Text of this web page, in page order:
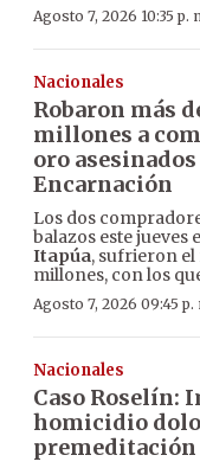
Agosto 7, 2026 10:35 p.
Nacionales
Robaron más
millones a
oro asesinados
Encarnación
Los dos
balazos este jueves
Itapúa, sufrieron el
millones, con los
Agosto 7, 2026 09:45 p.
Nacionales
Caso Roselín:
homicidio